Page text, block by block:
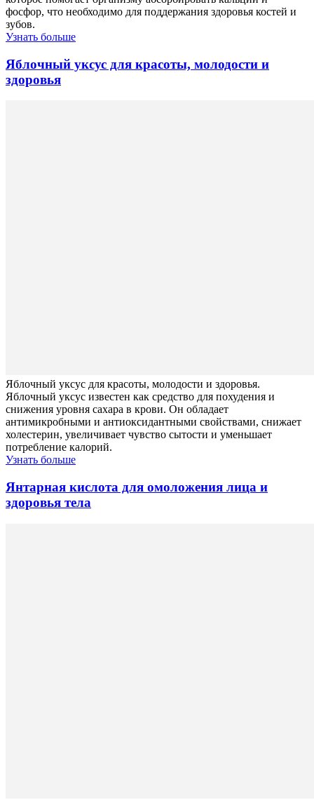
фосфор, что необходимо для поддержания здоровья костей и
зубов.
Узнать больше
Яблочный уксус для красоты, молодости и
здоровья
Яблочный уксус для красоты, молодости и здоровья.
Яблочный уксус известен как средство для похудения и
снижения уровня сахара в крови. Он обладает
антимикробными и антиоксидантными свойствами, снижает
холестерин, увеличивает чувство сытости и уменьшает
потребление калорий.
Узнать больше
Янтарная кислота для омоложения лица и
здоровья тела